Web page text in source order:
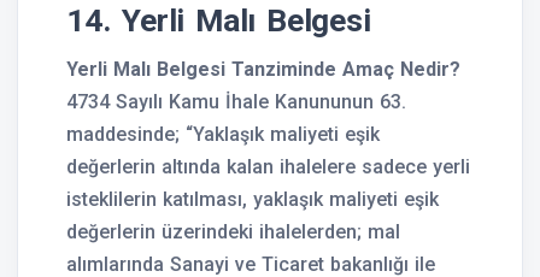
14. Yerli Malı Belgesi
Yerli Malı Belgesi Tanziminde Amaç Nedir?
4734 Sayılı Kamu İhale Kanununun 63.
maddesinde; “Yaklaşık maliyeti eşik
değerlerin altında kalan ihalelere sadece yerli
isteklilerin katılması, yaklaşık maliyeti eşik
değerlerin üzerindeki ihalelerden; mal
alımlarında Sanayi ve Ticaret bakanlığı ile